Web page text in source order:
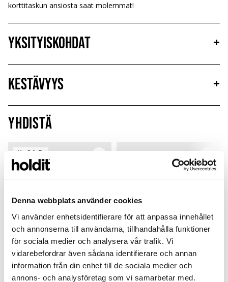
Denna webbplats använder cookies
Vi använder enhetsidentifierare för att anpassa innehållet
och annonserna till användarna, tillhandahålla funktioner
för sociala medier och analysera vår trafik. Vi
vidarebefordrar även sådana identifierare och annan
information från din enhet till de sociala medier och
annons- och analysföretag som vi samarbetar med.
korttitaskun ansiosta saat molemmat!
Yksityiskohdat +
Kestävyys
+
Yhdistä
MagSafe Fit